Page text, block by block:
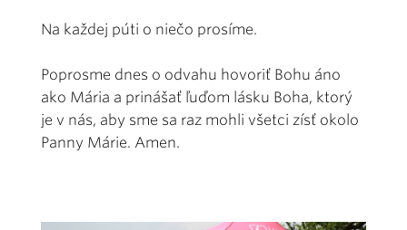
Na každej púti o niečo prosíme.
Poprosme dnes o odvahu hovoriť Bohu áno
ako Mária a prinášať ľuďom lásku Boha, ktorý
je v nás, aby sme sa raz mohli všetci zísť okolo
Panny Márie. Amen.